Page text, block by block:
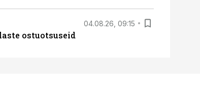
04.08.26, 09:15
ostuotsuseid